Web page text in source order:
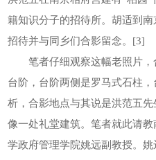
籍知识分子的招待所。胡适到
招待并与同乡们合影留念。[3]
笔者仔细观察这幅老照片，
台阶，台阶两侧是罗马式石柱
析，合影地点与其说是洪范五
像一处礼堂建筑。笔者就此请
学政府管理学院姚远副教授。